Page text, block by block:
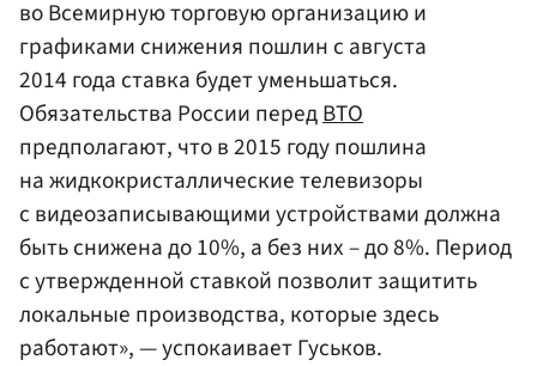
во Всемирную торговую организацию и
графиками снижения пошлин с августа
2014 года ставка будет уменьшаться.
Обязательства России передВТО
предполагают, что в 2015 году пошлина
на жидкокристаллические телевизоры
с видеозаписывающими устройствами должна
быть снижена до 10%, а без них – до 8%. Период
с утвержденной ставкой позволит защитить
локальные производства, которые здесь
работают», — успокаивает Гуськов.